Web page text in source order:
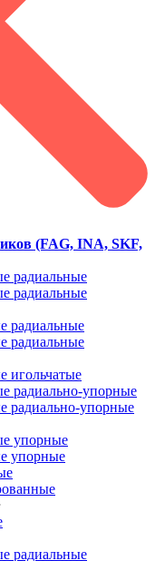
(FAG, INA, SKF,
радиальные
радиальные
радиальные
радиальные
игольчатые
радиально-упорные
радиально-упорные
упорные
упорные
радиальные